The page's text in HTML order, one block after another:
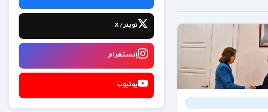
تويتر / X
إنستغرام
يوتيوب